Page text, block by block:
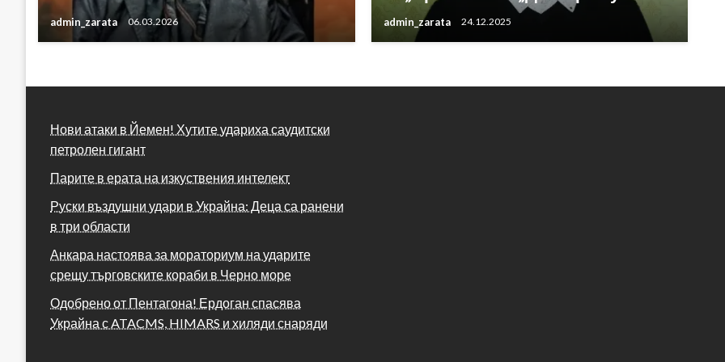
admin_zarata 06.03.2026 admin_zarata 24.12.2025
Нови атаки в Йемен! Хутите удариха саудитски
петролен гигант
Парите в ерата на изкуствения интелект
Руски въздушни удари в Украйна: Деца са ранени
в три области
Анкара настоява за мораториум на ударите
срещу търговските кораби в Черно море
Одобрено от Пентагона! Ердоган спасява
Украйна с ATACMS, HIMARS и хиляди снаряди